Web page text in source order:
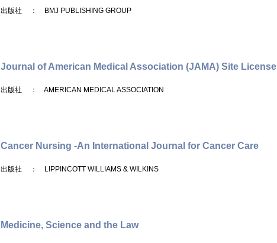
出版社 ： BMJ PUBLISHING GROUP
Journal of American Medical Association (JAMA) Site License
出版社 ： AMERICAN MEDICAL ASSOCIATION
Cancer Nursing -An International Journal for Cancer Care
出版社 ： LIPPINCOTT WILLIAMS & WILKINS
Medicine, Science and the Law